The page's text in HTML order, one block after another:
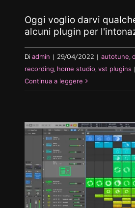
Oggi voglio darvi
alcuni plugin per
Di admin | 29/04/2022 | autotune,
recording, home studio,vst plugins |
Continua a leggere